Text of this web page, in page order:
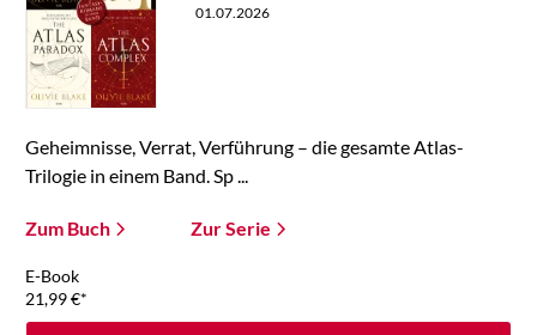
01.07.2026
Geheimnisse, Verrat, Verführung – die gesamte Atlas-
Trilogie in einem Band. Sp ...
Zum Buch Zur Serie
E-Book
21,99€*